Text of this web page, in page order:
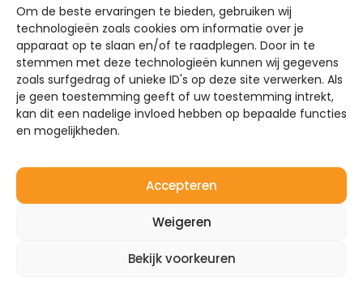
Om de beste ervaringen te bieden, gebruiken wij
technologieën zoals cookies om informatie over je
apparaat op te slaan en/of te raadplegen. Door in te
stemmen met deze technologieën kunnen wij gegevens
zoals surfgedrag of unieke ID's op deze site verwerken. Als
je geen toestemming geeft of uw toestemming intrekt,
kan dit een nadelige invloed hebben op bepaalde functies
en mogelijkheden.
Accepteren
Weigeren
Bekijk voorkeuren
Algemene voorwaarden
Privacyverklaring
Sitemap
De Hoefkens 1 5707 AZ Helmond
Westelijke Havendijk 17E 4703 RA Roosendaal
0492-350309
info@mijnenergiebrabant.nl
©2026 – Mijn Energie Brabant